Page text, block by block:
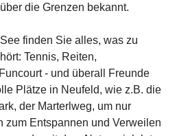
die Grenzen bekannt.
finden Sie alles, was zu
Tennis, Reiten,
- und überall Freunde
Plätze in Neufeld, wie z.B. die
der Marterlweg, um nur
zum Entspannen und Verweilen